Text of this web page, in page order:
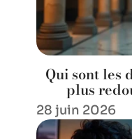
Qui sont les
plus
28 juin 2026